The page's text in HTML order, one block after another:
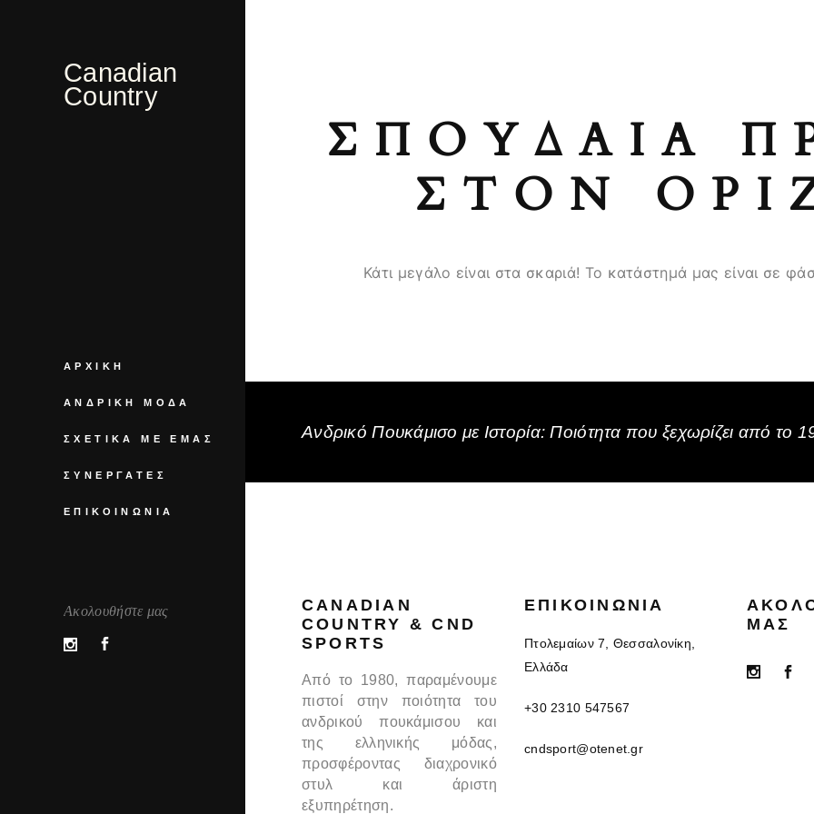
Canadian
Country
ΑΡΧΙΚΉ
ΑΝΔΡΙΚΉ ΜΌΔΑ
ΣΧΕΤΙΚΆ ΜΕ ΕΜΆΣ
ΣΥΝΕΡΓΆΤΕΣ
ΕΠΙΚΟΙΝΩΝΊΑ
Ακολουθήστε μας
ΣΠΟΥΔΑΊΑ
ΣΤΟΝ
Κάτι μεγάλο είναι στα σκαριά! Το κατάστημά μας είναι σε
Ανδρικό Πουκάμισο με Ιστορία: Ποιότητα που ξεχωρίζει από το
CANADIAN
COUNTRY & CND
SPORTS
Από το 1980, παραμένουμε
πιστοί στην ποιότητα του
ανδρικού πουκάμισου και
της ελληνικής μόδας,
προσφέροντας διαχρονικό
στυλ και άριστη
εξυπηρέτηση.
ΕΠΙΚΟΙΝΩΝΊΑ
Πτολεμαίων 7, Θεσσαλονίκη,
Ελλάδα
+30 2310 547567
cndsport@otenet.gr
ΜΑΣ